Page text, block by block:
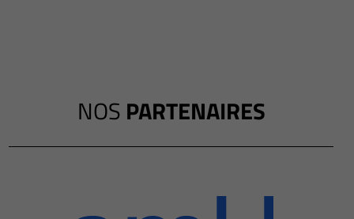
NOS PARTENAIRES